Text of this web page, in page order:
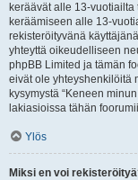
keräävät alle 13-
keräämiseen alle 13-
rekisteröityvänä
yhteyttä oikeudelliseen
phpBB Limited ja tämän
eivät ole yhteyshenkilöitä
kysymystä “Keneen
lakiasioissa tähän
Ylös
Miksi en voi